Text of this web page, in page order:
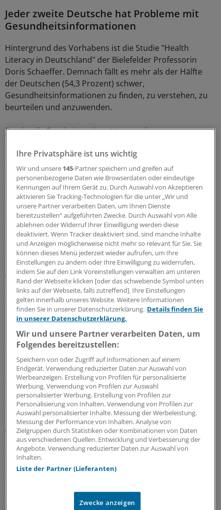
Jeder zweite Deutsche hat Probleme mit
Gesundheitsinformationen
Hintergrund des Vorhabens ist die Studie "Health
Literacy in Deutschland" der Bielefelder Professorin
Doris Schaeffer. Demnach fällt es mehr als der Hälfte
der Deutschen (54,3 Prozent) schwer,
Gesundheitsinformationen zu finden, zu verstehen, zu
beurteilen und anzuwenden.
Bereits die Ergebnisse einer Untersuchung aus
Menschen mit Migrationshintergrund, geringem
Bildungsgrad und Ältere unterstützt werden müssen
(die "Ärzte Zeitung" berichtete).
Sie haben beispielsweise Schwierigkeiten, Beipackzettel
zu verstehen oder Informationen einzuschätzen. 44,5
Prozent der fast 2000 Befragten etwa äußerten
Unsicherheit, die Vor- und Nachteile von verschiedenen
Behandlungsmöglichkeiten zu beurteilen.
Ähnlich sieht es bei der ärztlichen Zweitmeinung aus:
49,3 Prozent der Deutschen empfinden es laut der
Studie als "schwierig", zu beurteilen, wann diese sinnvoll
ist. "Ein großer Teil der Bevölkerung kann das
Gesundheitssystem nicht effektiv nutzen und sich
kompetent darin bewegen", so das Fazit von
Studienleiterin Professor Doris Schaeffer.
Bereits imPräventionsgesetz war das Engagement für
mehr gesundheitliche Kompetenz in der Bevölkerung
und mehr Patientensouveränität als ein Gesundheitsziel
festgeschrieben worden. Die Vorschrift verpflichtet die
Kassen, hier aktiv zu werden. Gröhe spricht von "einer
gemeinsamen Kraftanstrengung von Ärzten,
Krankenkassen, Apotheken, Pflege, Verbraucher- und
Selbsthilfeverbänden".
Schaeffer empfiehlt, sich nicht allein auf die Ärzte zu
einzubinden und insbesondere den Stellenwert von
Ihre Privatsphäre ist uns wichtig
Wir und unsere 145-Partner speichern und greifen auf
personenbezogene Daten wie Browserdaten oder eindeutige
Kennungen auf Ihrem Gerät zu. Durch Auswahl von Akzeptieren
aktivieren Sie Tracking-Technologien für die unter „Wir und
unsere Partner verarbeiten Daten, um Ihnen Dienste
bereitzustellen“ aufgeführten Zwecke. Durch Auswahl von Alle
ablehnen oder Widerruf Ihrer Einwilligung werden diese
deaktiviert. Wenn Tracker deaktiviert sind, sind manche Inhalte
und Anzeigen möglicherweise nicht mehr so relevant für Sie. Sie
können dieses Menü jederzeit wieder aufrufen, um Ihre
Einstellungen zu ändern oder Ihre Einwilligung zu widerrufen,
indem Sie auf den Link Voreinstellungen verwalten am unteren
Rand der Webseite klicken [oder das schwebende Symbol unten
links auf der Webseite, falls zutreffend]. Ihre Einstellungen
gelten innerhalb unseres Website. Weitere Informationen
finden Sie in unserer Datenschutzerklärung. Details finden Sie
in unserer Datenschutzerklärung.
Wir und unsere Partner verarbeiten Daten, um
Folgendes bereitzustellen:
Speichern von oder Zugriff auf Informationen auf einem
Endgerät. Verwendung reduzierter Daten zur Auswahl von
Werbeanzeigen. Erstellung von Profilen für personalisierte
Werbung. Verwendung von Profilen zur Auswahl
personalisierter Werbung. Erstellung von Profilen zur
Personalisierung von Inhalten. Verwendung von Profilen zur
Auswahl personalisierter Inhalte. Messung der Werbeleistung.
Messung der Performance von Inhalten. Analyse von
Zielgruppen durch Statistiken oder Kombinationen von Daten
aus verschiedenen Quellen. Entwicklung und Verbesserung der
Angebote. Verwendung reduzierter Daten zur Auswahl von
Inhalten.
Liste der Partner (Lieferanten)
Zwecke anzeigen